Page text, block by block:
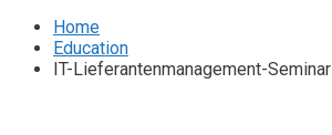
Home
Education
IT-Lieferantenmanagement-Seminar